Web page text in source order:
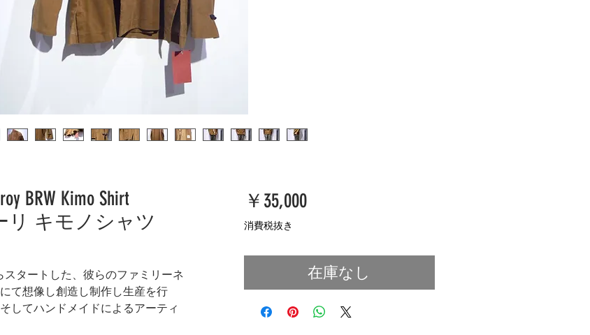
BRW Kimo Shirt
リ キモノシャツ
タートした、彼らのファミリーネ
て想像し創造し制作し生産を行
してハンドメイドによるアーティ
￥35,000価
消費税抜き
在庫なし